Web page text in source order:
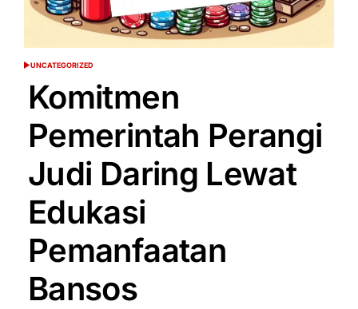
POSTED
UNCATEGORIZED
Komitmen
Pemerintah Perangi
Judi Daring Lewat
Edukasi
Pemanfaatan
Bansos